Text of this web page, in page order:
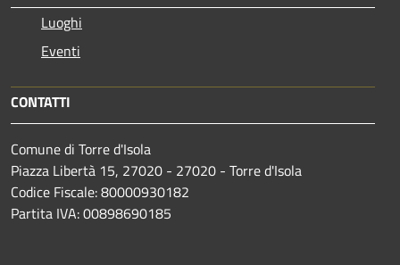
Luoghi
Eventi
CONTATTI
Comune di Torre d'Isola
Piazza Libertà 15, 27020 - 27020 - Torre d'Isola
Codice Fiscale: 80000930182
Partita IVA: 00898690185